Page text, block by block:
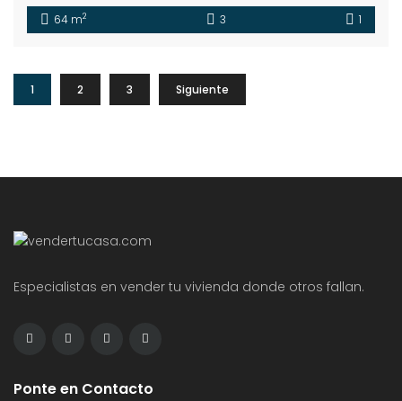
64 m2 3 1
1 2 3 Siguiente
Especialistas en vender tu vivienda donde otros fallan.
Ponte en Contacto